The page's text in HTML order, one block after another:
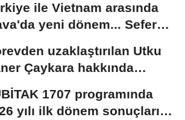
ile Vietnam arasında
yeni dönem... Sefer
uzaklaştırılan Utku
Çaykara hakkında
kararı
1707 programında
yılı ilk dönem sonuçları